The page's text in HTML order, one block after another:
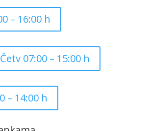
– 16:00 h
07:00 – 15:00 h
– 14:00 h